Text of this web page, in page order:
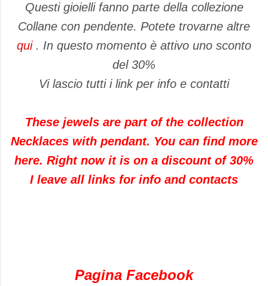
Questi gioielli fanno parte della collezione
Collane con pendente. Potete trovarne altre
qui . In questo momento è attivo uno sconto
del 30%
Vi lascio tutti i link per info e contatti
These jewels are part of the collection
Necklaces with pendant. You can find more
here. Right now it is on a discount of 30%
I leave all links for info and contacts
Pagina Facebook